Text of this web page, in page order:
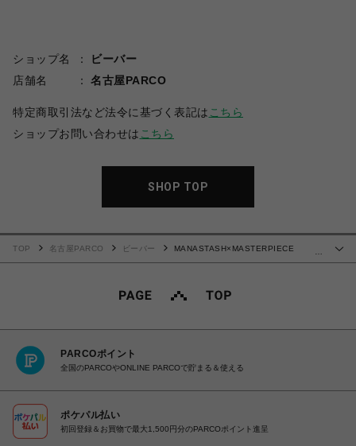
ショップ名
ビーバー
店舗名
名古屋PARCO
特定商取引法など法令に基づく表記は こちら
ショップお問い合わせは こちら
SHOP TOP
…
TOP 名古屋PARCO ビーバー
MANASTASH×MASTERPIECE
PARCOポイント
全国のPARCOやONLINE PARCOで貯まる＆使える
ポケパル払い
初回登録＆お買物で最大1,500円分のPARCOポイント進呈